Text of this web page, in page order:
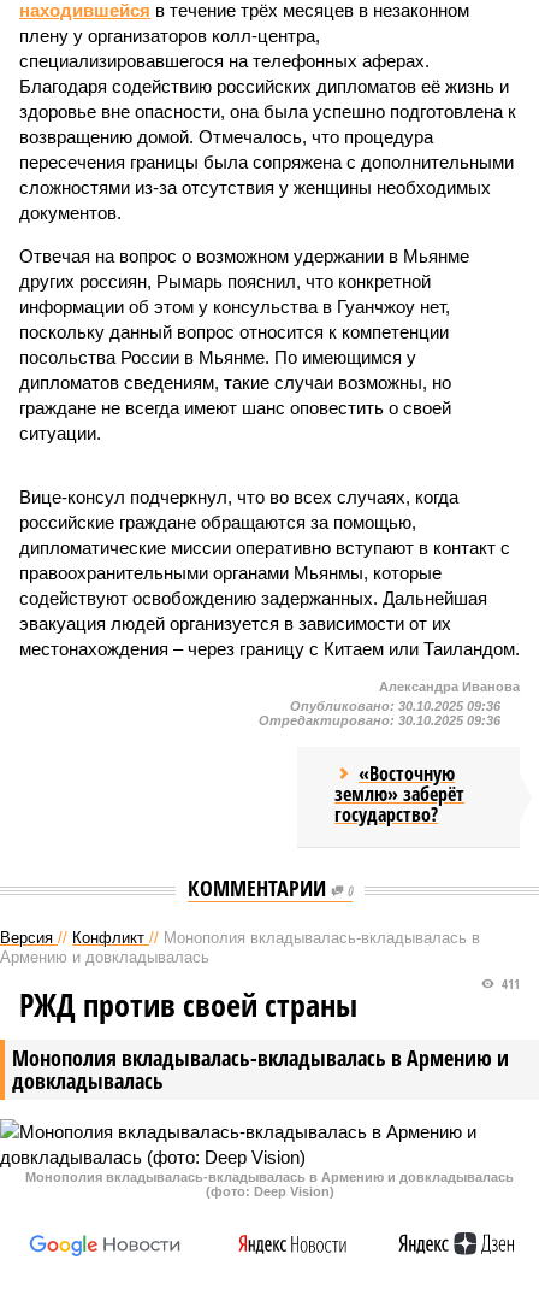
находившейся в течение трёх месяцев в незаконном
плену у организаторов колл-центра,
специализировавшегося на телефонных аферах.
Благодаря содействию российских дипломатов её жизнь и
здоровье вне опасности, она была успешно подготовлена к
возвращению домой. Отмечалось, что процедура
пересечения границы была сопряжена с дополнительными
сложностями из-за отсутствия у женщины необходимых
документов.
Отвечая на вопрос о возможном удержании в Мьянме
других россиян, Рымарь пояснил, что конкретной
информации об этом у консульства в Гуанчжоу нет,
поскольку данный вопрос относится к компетенции
посольства России в Мьянме. По имеющимся у
дипломатов сведениям, такие случаи возможны, но
граждане не всегда имеют шанс оповестить о своей
ситуации.
Вице-консул подчеркнул, что во всех случаях, когда
российские граждане обращаются за помощью,
дипломатические миссии оперативно вступают в контакт с
правоохранительными органами Мьянмы, которые
содействуют освобождению задержанных. Дальнейшая
эвакуация людей организуется в зависимости от их
местонахождения – через границу с Китаем или Таиландом.
Александра Иванова
Опубликовано: 30.10.2025 09:36
Отредактировано: 30.10.2025 09:36
«Восточную
землю» заберёт
государство?
КОММЕНТАРИИ 0
Версия // Конфликт // Монополия вкладывалась-вкладывалась в
Армению и довкладывалась
Монополия вкладывалась-вкладывалась в Армению и
довкладывалась
411
РЖД против своей страны
Монополия вкладывалась-вкладывалась в Армению и довкладывалась
(фото: Deep Vision)